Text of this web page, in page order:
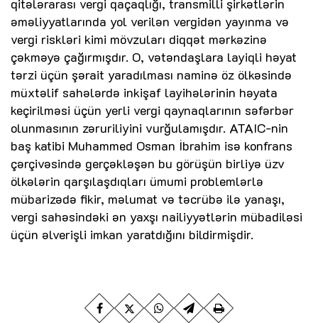
qitələrarası vergi qaçaqlığı, transmilli şirkətlərin
əməliyyatlarında yol verilən vergidən yayınma və
vergi riskləri kimi mövzuları diqqət mərkəzinə
çəkməyə çağırmışdır. O, vətəndaşlara layiqli həyat
tərzi üçün şərait yaradılması naminə öz ölkəsində
müxtəlif sahələrdə inkişaf layihələrinin həyata
keçirilməsi üçün yerli vergi qaynaqlarının səfərbər
olunmasının zəruriliyini vurğulamışdır. ATAIC-nin
baş katibi Muhammed Osman İbrahim isə konfrans
çərçivəsində gerçəkləşən bu görüşün birliyə üzv
ölkələrin qarşılaşdıqları ümumi problemlərlə
mübarizədə fikir, məlumat və təcrübə ilə yanaşı,
vergi sahəsindəki ən yaxşı nailiyyətlərin mübadiləsi
üçün əlverişli imkan yaratdığını bildirmişdir.